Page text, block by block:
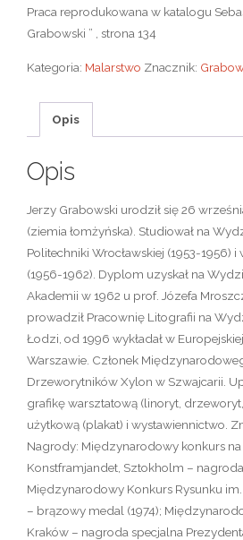
Praca reprodukowana w katalogu
Grabowski ” , strona 134
Kategoria: Malarstwo Znacznik:
Opis
Opis
Jerzy Grabowski urodził się 26
(ziemia łomżyńska). Studiował na
Politechniki Wrocławskiej (1953-1956) i
(1956-1962). Dyplom uzyskał na
Akademii w 1962 u prof. Józefa
prowadził Pracownię Litografii na
Łodzi, od 1996 wykładał w
Warszawie. Członek
Drzeworytników Xylon w Szwajcarii.
grafikę warsztatową (linoryt, drzeworyt,
użytkową (plakat) i wystawiennictwo.
Nagrody: Międzynarodowy konkurs na
Konstframjandet, Sztokholm –
Międzynarodowy Konkurs Rysunku
– brązowy medal (1974);
Kraków – nagroda specjalna